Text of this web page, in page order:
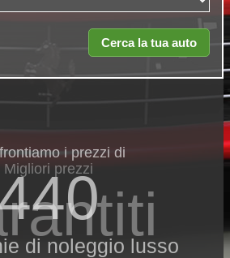
i prezzi di
di noleggio lusso
Migliori prezzi